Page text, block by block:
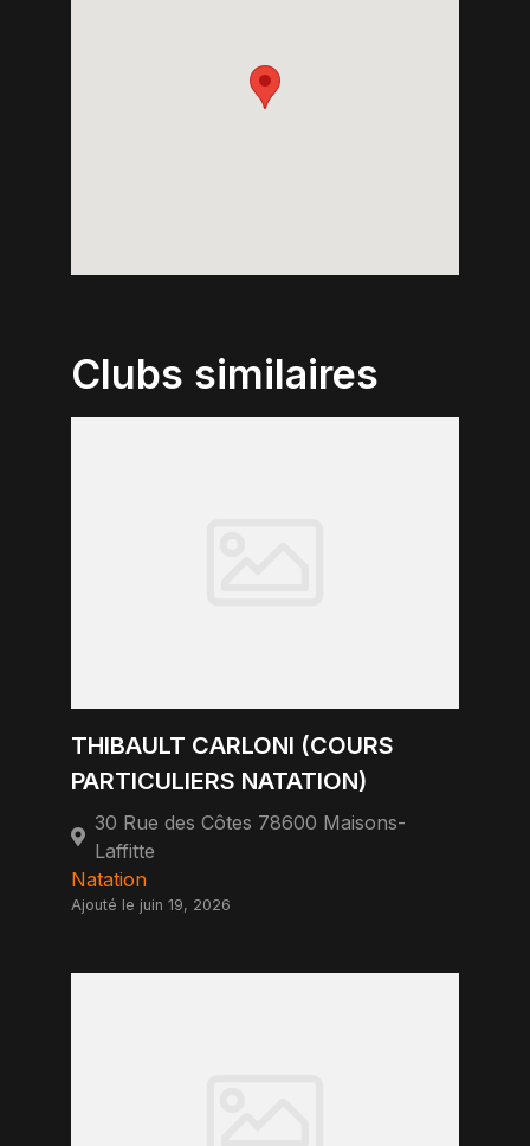
Clubs similaires
THIBAULT CARLONI (COURS
PARTICULIERS NATATION)
30 Rue des Côtes 78600 Maisons-
Laffitte
Natation
Ajouté le juin 19, 2026